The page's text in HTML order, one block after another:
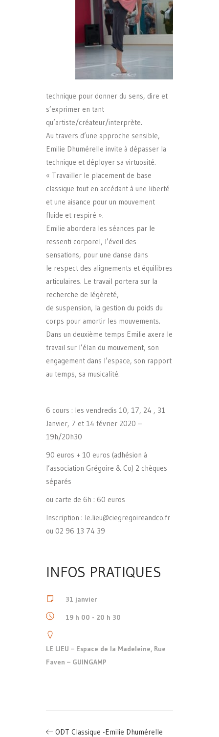
technique pour donner du sens, dire et
s’exprimer en tant
qu’artiste/créateur/interprète.
Au travers d’une approche sensible,
Emilie Dhumérelle invite à dépasser la
technique et déployer sa virtuosité.
« Travailler le placement de base
classique tout en accédant à une liberté
et une aisance pour un mouvement
fluide et respiré ».
Emilie abordera les séances par le
ressenti corporel, l’éveil des
sensations, pour une danse dans
le respect des alignements et équilibres
articulaires. Le travail portera sur la
recherche de légèreté,
de suspension, la gestion du poids du
corps pour amortir les mouvements.
Dans un deuxième temps Emilie axera le
travail sur l’élan du mouvement, son
engagement dans l’espace, son rapport
au temps, sa musicalité.
6 cours : les vendredis 10, 17, 24 , 31
Janvier, 7 et 14 février 2020 –
19h/20h30
90 euros + 10 euros (adhésion à
l’association Grégoire & Co) 2 chèques
séparés
ou carte de 6h : 60 euros
Inscription : le.lieu@ciegregoireandco.fr
ou 02 96 13 74 39
INFOS PRATIQUES
31 janvier
19 h 00 - 20 h 30
LE LIEU – Espace de la Madeleine, Rue
Faven – GUINGAMP
ODT Classique -Emilie Dhumérelle